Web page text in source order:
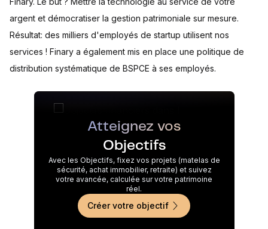
argent et démocratiser la gestion patrimoniale sur mesure.
Résultat: des milliers d'employés de startup utilisent nos
services ! Finary a également mis en place une politique de
distribution systématique de BSPCE à ses employés.
Atteignez vos
Objectifs
Avec les Objectifs, fixez vos projets (matelas de
sécurité, achat immobilier, retraite) et suivez
votre avancée, calculée sur votre patrimoine
réel.
Créer votre objectif